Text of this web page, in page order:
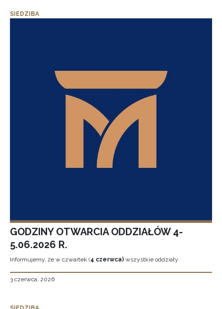
SIEDZIBA
GODZINY OTWARCIA ODDZIAŁÓW 4-
5.06.2026 R.
Informujemy, że w czwartek (4 czerwca) wszystkie oddziały
3 czerwca, 2026